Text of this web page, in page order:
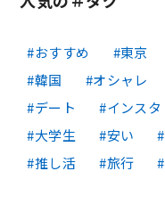
おすすめ 東京
韓国
オシャレ
デート
インスタ
大学生
安い
推し活
旅行